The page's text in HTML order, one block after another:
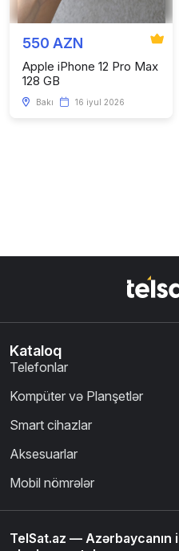
550 AZN
Apple iPhone 12 Pro Max
128 GB
Bakı 16 iyul 2026
Kataloq
Telefonlar
Kompüter və Planşetlər
Smart cihazlar
Aksesuarlar
Mobil nömrələr
TelSat.az — Azərbaycanın